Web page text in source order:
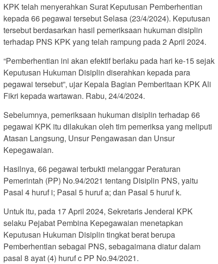
KPK telah menyerahkan Surat Keputusan Pemberhentian
kepada 66 pegawai tersebut Selasa (23/4/2024). Keputusan
tersebut berdasarkan hasil pemeriksaan hukuman disiplin
terhadap PNS KPK yang telah rampung pada 2 April 2024.
“Pemberhentian ini akan efektif berlaku pada hari ke-15 sejak
Keputusan Hukuman Disiplin diserahkan kepada para
pegawai tersebut”, ujar Kepala Bagian Pemberitaan KPK Ali
Fikri kepada wartawan. Rabu, 24/4/2024.
Sebelumnya, pemeriksaan hukuman disiplin terhadap 66
pegawai KPK itu dilakukan oleh tim pemeriksa yang meliputi
Atasan Langsung, Unsur Pengawasan dan Unsur
Kepegawaian.
Hasilnya, 66 pegawai terbukti melanggar Peraturan
Pemerintah (PP) No.94/2021 tentang Disiplin PNS, yaitu
Pasal 4 huruf i; Pasal 5 huruf a; dan Pasal 5 huruf k.
Untuk itu, pada 17 April 2024, Sekretaris Jenderal KPK
selaku Pejabat Pembina Kepegawaian menetapkan
Keputusan Hukuman Disiplin tingkat berat berupa
Pemberhentian sebagai PNS, sebagaimana diatur dalam
pasal 8 ayat (4) huruf c PP No.94/2021.